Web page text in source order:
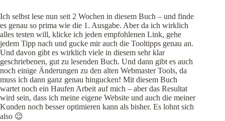
Ich selbst lese nun seit 2 Wochen in diesem Buch – und finde
es genau so prima wie die 1. Ausgabe. Aber da ich wirklich
alles testen will, klicke ich jeden empfohlenen Link, gehe
jedem Tipp nach und gucke mir auch die Tooltipps genau an.
Und davon gibt es wirklich viele in diesem sehr klar
geschriebenen, gut zu lesenden Buch. Und dann gibt es auch
noch einige Änderungen zu den alten Webmaster Tools, da
muss ich dann ganz genau hingucken! Mit diesem Buch
wartet noch ein Haufen Arbeit auf mich – aber das Resultat
wird sein, dass ich meine eigene Website und auch die meiner
Kunden noch besser optimieren kann als bisher. Es lohnt sich
also 😉